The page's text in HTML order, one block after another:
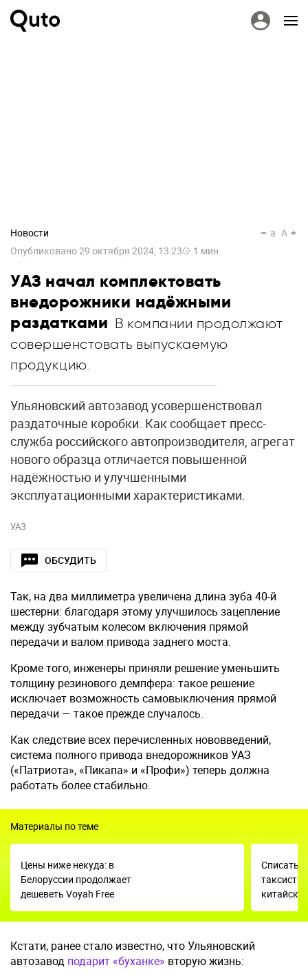
Новости
Опубликовано29 октября 2024, 13:23 1 мин.
a A
УАЗ начал комплектовать
внедорожники надёжными
раздатками В компании продолжают
совершенстовать выпускаемую
продукцию.
Ульяновский автозавод усовершенствовал
раздаточные коробки. Как сообщает пресс-
служба российского автопроизводителя, агрегат
нового образца отличается повышенной
надёжностью и улучшенными
эксплуатационными характеристиками.
УАЗ
ОБСУДИТЬ
Так, на два миллиметра увеличена длина зуба 40-й
шестерни: благодаря этому улучшилось зацепление
между зубчатым колесом включения прямой
передачи и валом привода заднего моста.
Кроме того, инженеры приняли решение уменьшить
толщину резинового демпфера: такое решение
исключает возможность самовыключения прямой
передачи — такое прежде случалось.
Как следствие всех перечисленных нововведений,
система полного привода внедорожников УАЗ
(«Патриота», «Пикапа» и «Профи») теперь должна
работать более стабильно.
Материалы по теме
Цены ниже некуда: в
Белоруссии продолжает
дешеветь Voyah Free
Списать
Кстати, ранее стало известно, что Ульяновский
автозавод подарит «буханке» вторую жизнь: